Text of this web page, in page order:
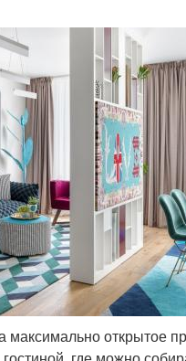
максимально открытое